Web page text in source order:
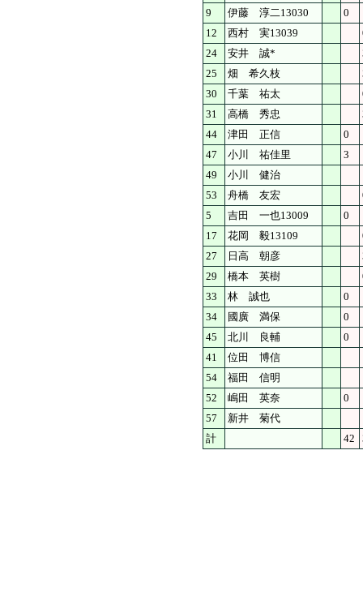
9
伊藤 淳二13030
0
12
西村 実13039
24
安井 誠*
25
畑 希久枝
30
千葉 祐太
31
高橋 秀忠
44
津田 正信
0
47
小川 祐佳里
3
49
小川 健治
53
舟橋 友宏
5
吉田 一也13009
0
17
花岡 毅13109
27
日高 朝彦
29
橋本 英樹
33
林 誠也
0
34
國廣 満保
0
45
北川 良輔
0
41
位田 博信
54
福田 信明
52
嶋田 英奈
0
57
新井 菊代
計
42